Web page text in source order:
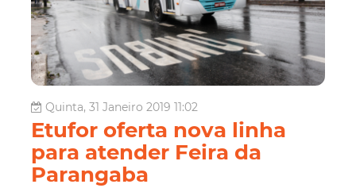
Quinta, 31 Janeiro 2019 11:02
Etufor oferta nova linha
para atender Feira da
Parangaba